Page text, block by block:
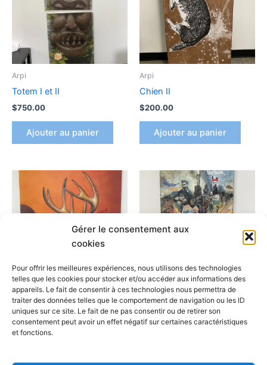
Gérer le consentement aux
cookies
Pour offrir les meilleures expériences, nous utilisons des technologies
telles que les cookies pour stocker et/ou accéder aux informations des
appareils. Le fait de consentir à ces technologies nous permettra de
traiter des données telles que le comportement de navigation ou les ID
uniques sur ce site. Le fait de ne pas consentir ou de retirer son
consentement peut avoir un effet négatif sur certaines caractéristiques
et fonctions.
Arpi
Totem I et II
$750.00
Ajouter au panier
Arpi
Chien II
$200.00
Ajouter au panier
Arpi
It’s Red Deer
$175.00
Produits
Childhood